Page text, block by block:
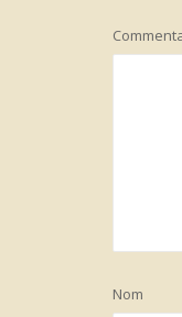
Nom